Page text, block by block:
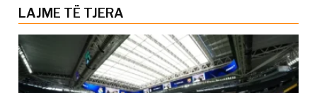
LAJME TË TJERA